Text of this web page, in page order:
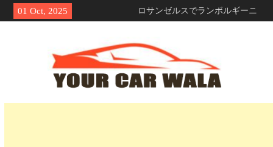
Skip
to
01 Oct, 2025
ロサンゼルスでランボルギーニ
をレンタルして、記憶に残る第
車両輸送サービスにおける環境
に優しい選択肢の探求
魅力を解き明かす：なぜホンダ
Naviはライダーの間で人気なの